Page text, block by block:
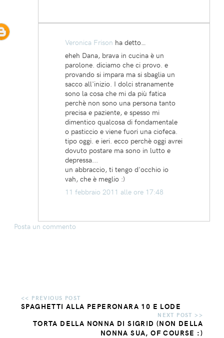
Veronica Frison ha detto…
eheh Dana, brava in cucina è un
parolone. diciamo che ci provo. e
provando si impara ma si sbaglia un
sacco all'inizio. I dolci stranamente
sono la cosa che mi da più fatica
perchè non sono una persona tanto
precisa e paziente, e spesso mi
dimentico qualcosa di fondamentale
o pasticcio e viene fuori una ciofeca.
tipo oggi. e ieri. ecco perchè oggi avrei
dovuto postare ma sono in lutto e
depressa...
un abbraccio, ti tengo d'occhio io
vah, che è meglio :)
11 febbraio 2011 alle ore 17:48
Posta un commento
SPAGHETTI ALLA PEPERONARA 10 E LODE
TORTA DELLA NONNA DI SIGRID (NON DELLA
NONNA SUA, OF COURSE :)